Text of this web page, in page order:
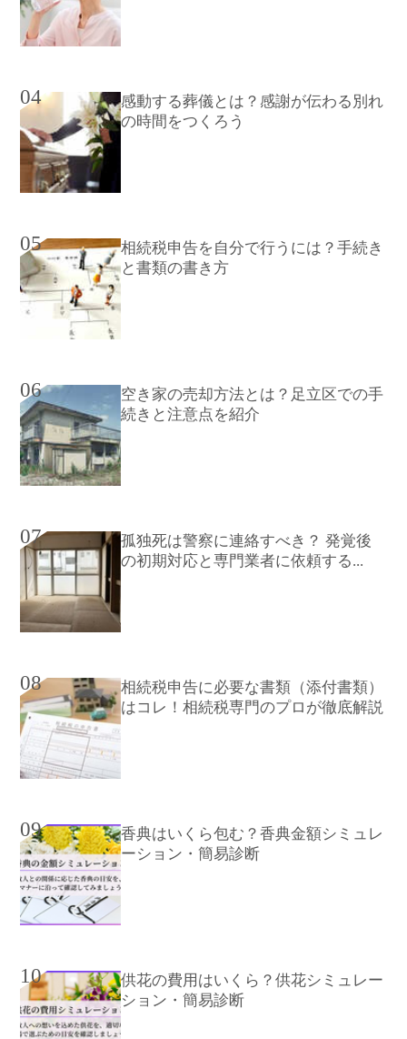
04
感動する葬儀とは？感謝が伝わる別れ
の時間をつくろう
05
相続税申告を自分で行うには？手続き
と書類の書き方
06
空き家の売却方法とは？足立区での手
続きと注意点を紹介
07
孤独死は警察に連絡すべき？ 発覚後
の初期対応と専門業者に依頼する...
08
相続税申告に必要な書類（添付書類）
はコレ！相続税専門のプロが徹底解説
09
香典はいくら包む？香典金額シミュレ
ーション・簡易診断
10
供花の費用はいくら？供花シミュレー
ション・簡易診断